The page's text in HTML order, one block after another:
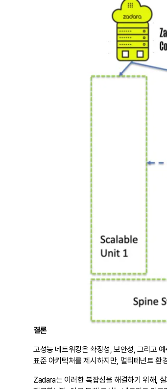
결론
고성능 네트워킹은 확장성, 보안성, 그리고
표준 아키텍처를 제시하지만, 멀티테넌트 환
Zadara는 이러한 복잡성을 해결하기 위해,